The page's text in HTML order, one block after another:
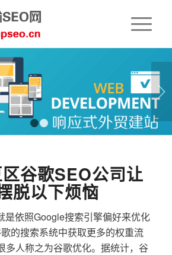
下一页
1 2
谷歌SEO公司让
脱以下烦恼
是依照Google搜索引擎偏好来优化
的搜索系统中获取更多的权重流
多人称之为谷歌优化。据统计，谷